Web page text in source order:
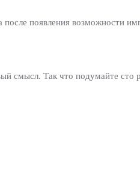
появления возможности
смысл. Так что подумайте сто